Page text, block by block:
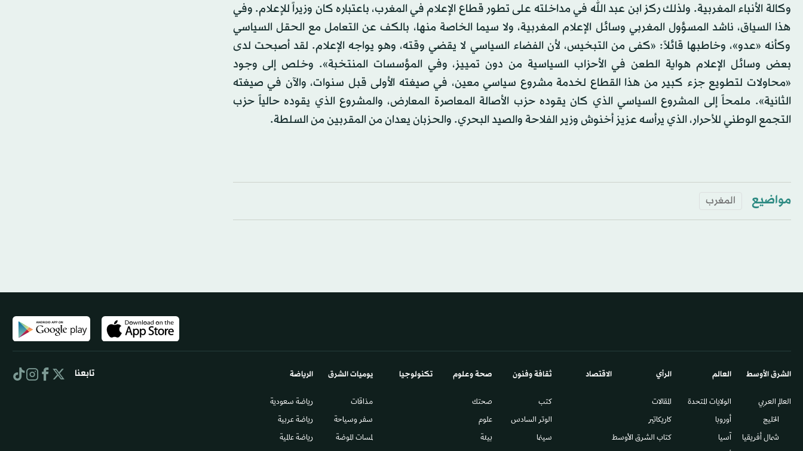
وكالة الأنباء المغربية. ولذلك ركز ابن عبد الله في مداخلته على تطور قطاع الإعلام في المغرب، باعتباره كان وزيراً للإعلام. وفي
هذا السياق، ناشد المسؤول المغربي وسائل الإعلام المغربية، ولا سيما الخاصة منها، بالكف عن التعامل مع الحقل السياسي
وكأنه «عدو»، وخاطبها قائلاً: «كفى من التبخيس، لأن الفضاء السياسي لا يقضي وقته، وهو يواجه الإعلام. لقد أصبحت لدى
بعض وسائل الإعلام هواية الطعن في الأحزاب السياسية من دون تمييز، وفي المؤسسات المنتخبة». وخلص إلى وجود
«محاولات لتطويع جزء كبير من هذا القطاع لخدمة مشروع سياسي معين، في صيغته الأولى قبل سنوات، والآن في صيغته
الثانية». ملمحاً إلى المشروع السياسي الذي كان يقوده حزب الأصالة المعاصرة المعارض، والمشروع الذي يقوده حالياً حزب
التجمع الوطني للأحرار، الذي يرأسه عزيز أخنوش وزير الفلاحة والصيد البحري. والحزبان يعدان من المقربين من السلطة.
مواضيع المغرب
الشرق الأوسط​
العالم العربي
الخليج
شمال أفريقيا
العالم
الولايات المتحدة
أوروبا
آسيا
الرأي
المقالات
كاريكاتير
كتاب الشرق الأوسط
الاقتصاد ثقافة وفنون
كتب
الوتر السادس​
سينما
صحة وعلوم
صحتك
علوم
بيئة
تكنولوجيا يوميات الشرق​
مذاقات
سفر وسياحة
لمسات الموضة
الرياضة
رياضة سعودية
رياضة عربية
رياضة عالمية
تابعنا